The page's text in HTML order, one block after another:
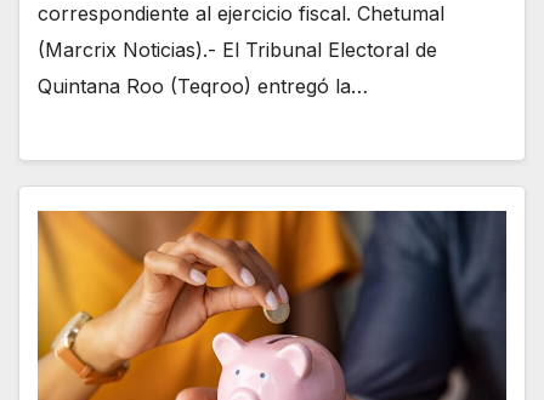
correspondiente al ejercicio fiscal. Chetumal
(Marcrix Noticias).- El Tribunal Electoral de
Quintana Roo (Teqroo) entregó la…